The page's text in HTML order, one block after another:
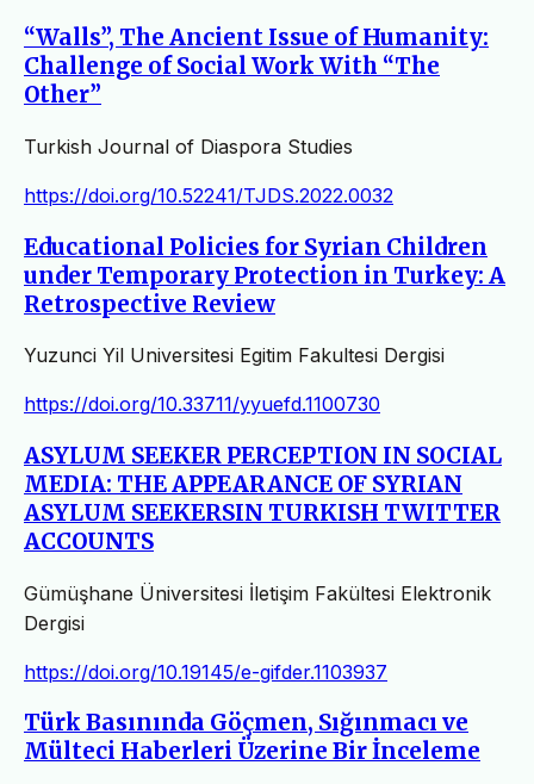
“Walls”, The Ancient Issue of Humanity:
Challenge of Social Work With “The
Other”
Turkish Journal of Diaspora Studies
https://doi.org/10.52241/TJDS.2022.0032
Educational Policies for Syrian Children
under Temporary Protection in Turkey: A
Retrospective Review
Yuzunci Yil Universitesi Egitim Fakultesi Dergisi
https://doi.org/10.33711/yyuefd.1100730
ASYLUM SEEKER PERCEPTION IN SOCIAL
MEDIA: THE APPEARANCE OF SYRIAN
ASYLUM SEEKERSIN TURKISH TWITTER
ACCOUNTS
Gümüşhane Üniversitesi İletişim Fakültesi Elektronik
Dergisi
https://doi.org/10.19145/e-gifder.1103937
Türk Basınında Göçmen, Sığınmacı ve
Mülteci Haberleri Üzerine Bir İnceleme